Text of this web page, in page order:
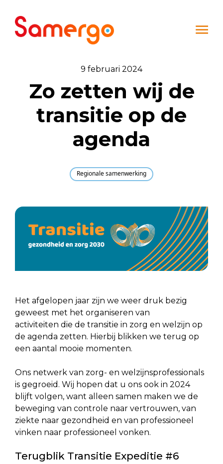
9 februari 2024
Zo zetten wij de
transitie op de
agenda
Regionale samenwerking
Het afgelopen jaar zijn we weer druk bezig
geweest met het organiseren van
activiteiten die de transitie in zorg en welzijn op
de agenda zetten. Hierbij blikken we terug op
een aantal mooie momenten.
Ons netwerk van zorg- en welzijnsprofessionals
is gegroeid. Wij hopen dat u ons ook in 2024
blijft volgen, want alleen samen maken we de
beweging van controle naar vertrouwen, van
ziekte naar gezondheid en van professioneel
vinken naar professioneel vonken.
Terugblik Transitie Expeditie #6